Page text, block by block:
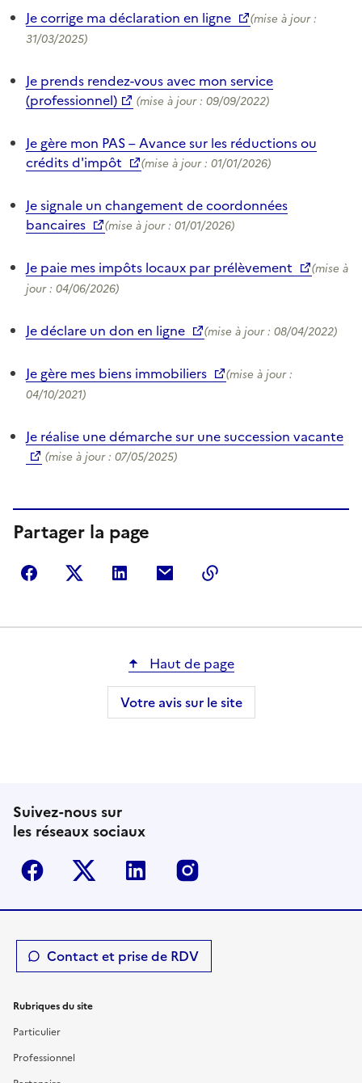
Je corrige ma déclaration en ligne
(mise à jour :
31/03/2025)
Je prends rendez-vous avec mon service
(professionnel)
(mise à jour : 09/09/2022)
Je gère mon PAS – Avance sur les réductions ou
crédits d'impôt
(mise à jour : 01/01/2026)
Je signale un changement de coordonnées
bancaires
(mise à jour : 01/01/2026)
Je paie mes impôts locaux par prélèvement
(mise à
jour : 04/06/2026)
Je déclare un don en ligne (mise à jour : 08/04/2022)
Je gère mes biens immobiliers
(mise à jour :
04/10/2021)
Je réalise une démarche sur une succession vacante
(mise à jour : 07/05/2025)
Partager la page
Partager sur Facebook
Partager sur Twitter
Partager sur LinkedIn
Partager par courriel
Haut de page
Votre avis sur le site
Suivez-nous sur
les réseaux sociaux
Facebook Twitter-X Linkedin
Contact et prise de RDV
Rubriques du site
Particulier
Professionnel